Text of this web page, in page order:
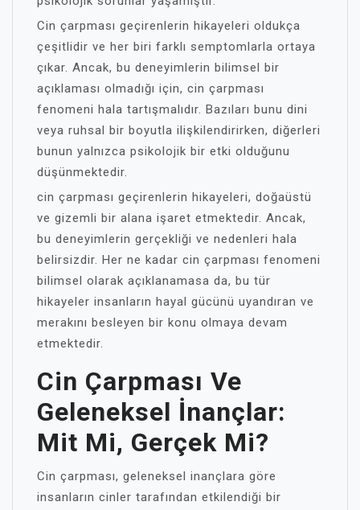
Cin çarpması geçirenlerin hikayeleri oldukça
çeşitlidir ve her biri farklı semptomlarla ortaya
çıkar. Ancak, bu deneyimlerin bilimsel bir
açıklaması olmadığı için, cin çarpması
fenomeni hala tartışmalıdır. Bazıları bunu dini
veya ruhsal bir boyutla ilişkilendirirken, diğerleri
bunun yalnızca psikolojik bir etki olduğunu
düşünmektedir.
cin çarpması geçirenlerin hikayeleri, doğaüstü
ve gizemli bir alana işaret etmektedir. Ancak,
bu deneyimlerin gerçekliği ve nedenleri hala
belirsizdir. Her ne kadar cin çarpması fenomeni
bilimsel olarak açıklanamasa da, bu tür
hikayeler insanların hayal gücünü uyandıran ve
merakını besleyen bir konu olmaya devam
etmektedir.
Cin Çarpması Ve
Geleneksel İnançlar:
Mit Mi, Gerçek Mi?
Cin çarpması, geleneksel inançlara göre
insanların cinler tarafından etkilendiği bir